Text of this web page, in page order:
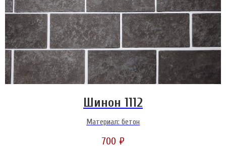
Шинон 1112
Материал: бетон
700 ₽